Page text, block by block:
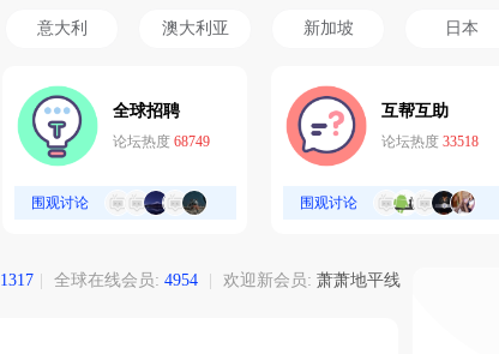
意大利 澳大利亚 新加坡 日本
全球招聘
论坛热度 68749
围观讨论
互帮互助
论坛热度 33518
围观讨论
1317 全球在线会员: 4954 欢迎新会员: 萧萧地平线